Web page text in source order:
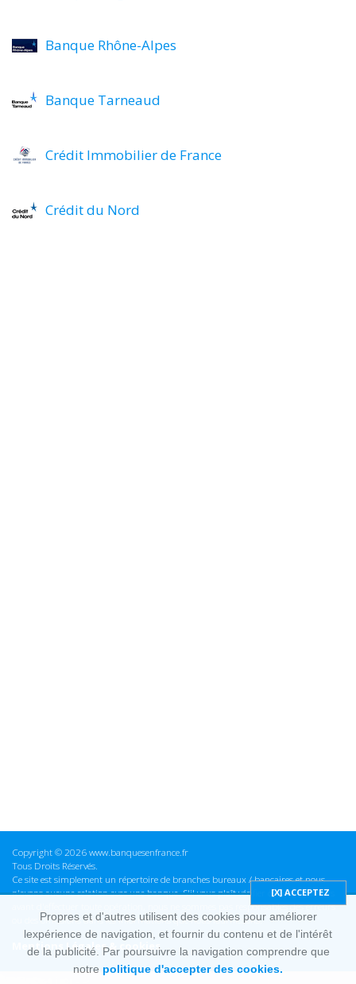
Banque Rhône-Alpes
Banque Tarneaud
Crédit Immobilier de France
Crédit du Nord
Copyright © 2026 www.banquesenfrance.fr
Tous Droits Réservés.
Ce site est simplement un répertoire de branches bureaux / bancaires et nous
n'avons aucune relation avec une banque. S'il vous plaît vérifier ces informations
avant d'effectuer toute opération, nous ne sommes pas responsables des erreurs
ou des omissions dans les informations que nous fournissons.
Mentions Légales & cookies
Propres et d'autres utilisent des cookies pour améliorer
lexpérience de navigation, et fournir du contenu et de l'intérêt
de la publicité. Par poursuivre la navigation comprendre que
notre politique d'accepter des cookies.